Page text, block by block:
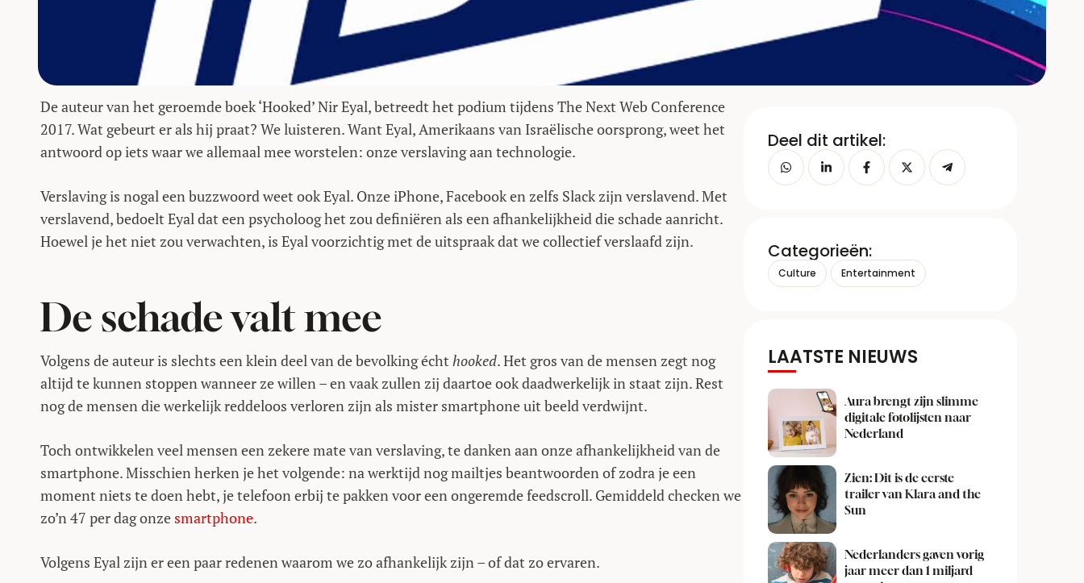
De auteur van het geroemde boek ‘Hooked’ Nir Eyal, betreedt het podium tijdens The Next Web Conference
2017. Wat gebeurt er als hij praat? We luisteren. Want Eyal, Amerikaans van Israëlische oorsprong, weet het
antwoord op iets waar we allemaal mee worstelen: onze verslaving aan technologie.
Verslaving is nogal een buzzwoord weet ook Eyal. Onze iPhone, Facebook en zelfs Slack zijn verslavend. Met
verslavend, bedoelt Eyal dat een psycholoog het zou definiëren als een afhankelijkheid die schade aanricht.
Hoewel je het niet zou verwachten, is Eyal voorzichtig met de uitspraak dat we collectief verslaafd zijn.
De schade valt mee
Volgens de auteur is slechts een klein deel van de bevolking écht hooked. Het gros van de mensen zegt nog
altijd te kunnen stoppen wanneer ze willen – en vaak zullen zij daartoe ook daadwerkelijk in staat zijn. Rest
nog de mensen die werkelijk reddeloos verloren zijn als mister smartphone uit beeld verdwijnt.
Toch ontwikkelen veel mensen een zekere mate van verslaving, te danken aan onze afhankelijkheid van de
smartphone. Misschien herken je het volgende: na werktijd nog mailtjes beantwoorden of zodra je een
moment niets te doen hebt, je telefoon erbij te pakken voor een ongeremde feedscroll. Gemiddeld checken we
zo’n 47 per dag onze smartphone.
Volgens Eyal zijn er een paar redenen waarom we zo afhankelijk zijn – of dat zo ervaren.
Deel dit artikel:
Categorieën:
Culture Entertainment
LAATSTE NIEUWS
Aura brengt zijn slimme
digitale fotolijsten naar
Nederland
Zien: Dit is de eerste
trailer van Klara and the
Sun
Nederlanders gaven vorig
jaar meer dan 1 miljard